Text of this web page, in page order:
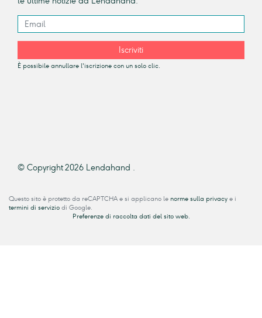
Iscriviti
È possibile annullare l'iscrizione con un solo clic.
© Copyright 2026 Lendahand .
Questo sito è protetto da reCAPTCHA e si applicano le norme sulla privacy e i
termini di servizio di Google.
Preferenze di raccolta dati del sito web.